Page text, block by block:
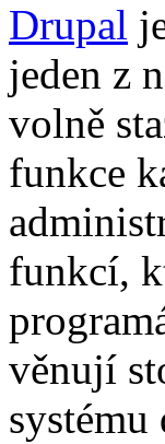
Drupal
jeden z
volně
funkce
funkcí,
věnují